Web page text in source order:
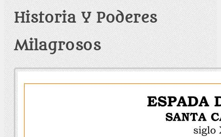
Historia Y Poderes
Milagrosos